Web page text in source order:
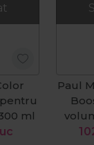
ml
Paul